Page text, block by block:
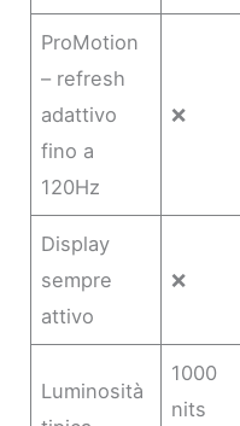
ProMotion
– refresh
adattivo
fino a
120Hz
❌
Display
sempre
attivo
❌
Luminosità
1000
nits